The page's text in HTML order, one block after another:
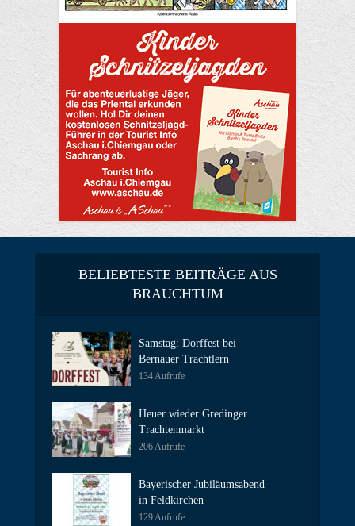
BELIEBTESTE BEITRÄGE AUS
BRAUCHTUM
Samstag: Dorffest bei
Bernauer Trachtlern
134 Aufrufe
Heuer wieder Gredinger
Trachtenmarkt
206 Aufrufe
Bayerischer Jubiläumsabend
in Feldkirchen
129 Aufrufe